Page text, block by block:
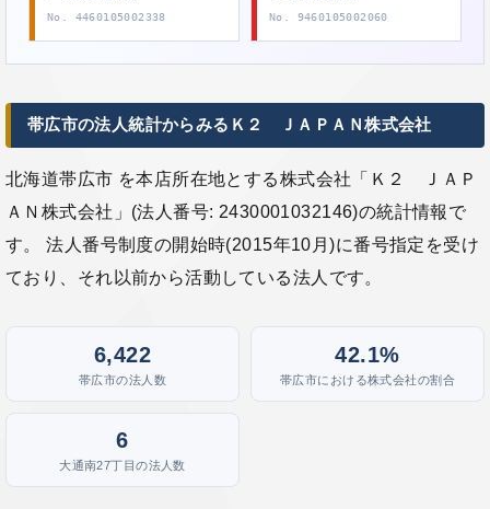
No. 4460105002338 No. 9460105002060
帯広市の法人統計からみるＫ２ ＪＡＰＡＮ株式会社
北海道帯広市 を本店所在地とする株式会社「Ｋ２ ＪＡＰ
ＡＮ株式会社」(法人番号: 2430001032146)の統計情報で
す。 法人番号制度の開始時(2015年10月)に番号指定を受け
ており、それ以前から活動している法人です。
6,422
帯広市の法人数
42.1%
帯広市における株式会社の割合
6
大通南27丁目の法人数